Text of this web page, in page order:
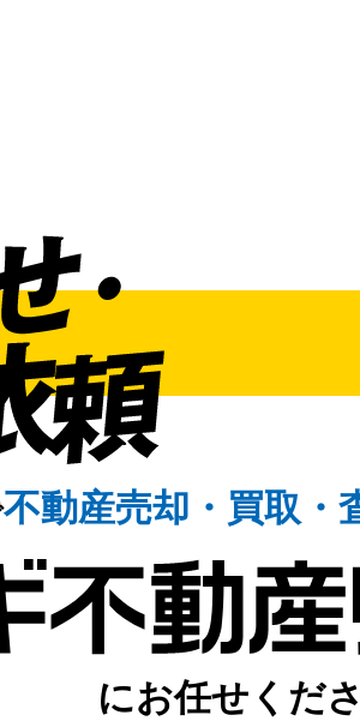
不動産売却・ 買取・
にお任せくだ